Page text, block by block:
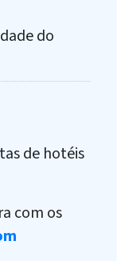
do
de hotéis
com os